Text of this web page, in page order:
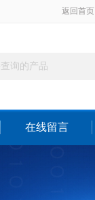
返回首页
在线留言